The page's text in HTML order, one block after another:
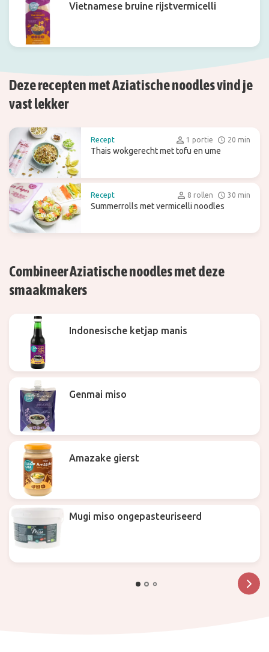
Vietnamese bruine rijstvermicelli
Deze recepten met Aziatische noodles vind je
vast lekker
Recept 1 portie 20 min
Thais wokgerecht met tofu en ume
Recept 8 rollen 30 min
Summerrolls met vermicelli noodles
Combineer Aziatische noodles met deze
smaakmakers
Indonesische ketjap manis
Genmai miso
Amazake gierst
Mugi miso ongepasteuriseerd